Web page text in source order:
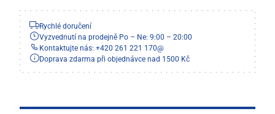
Rychlé doručení
Vyzvednutí na prodejně Po – Ne: 9:00 – 20:00
Kontaktujte nás: +420 261 221 170@
Doprava zdarma při objednávce nad 1500 Kč